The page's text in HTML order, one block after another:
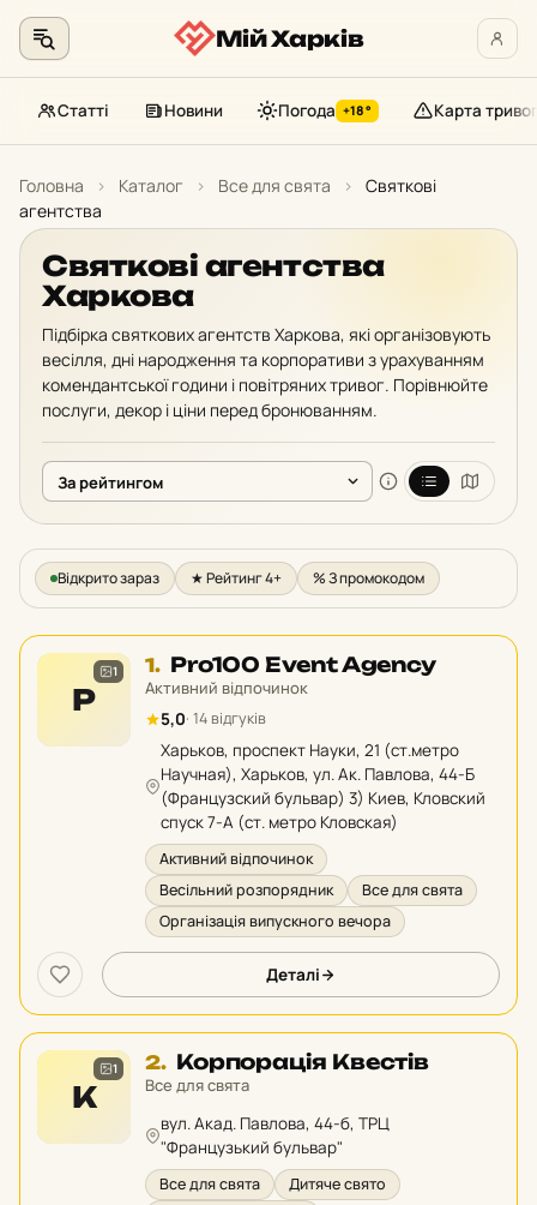
контенту
Мій Харків
Статті Новини Погода +18° Карта тривог
Головна › Каталог › Все для свята ›
Святкові
агентства
Святкові агентства
Харкова
Підбірка святкових агентств Харкова, які організовують
весілля, дні народження та корпоративи з урахуванням
комендантської години і повітряних тривог. Порівнюйте
послуги, декор і ціни перед бронюванням.
Відкрито зараз ★ Рейтинг 4+ % З промокодом
P
1 1. Місце
1
у
рейтингу:
Pro100 Event Agency
Активний відпочинок
5,0· 14 відгуків
Харьков, проспект Науки, 21 (ст.метро
Научная), Харьков, ул. Ак. Павлова, 44-Б
(Французский бульвар) 3) Киев, Кловский
спуск 7-А (ст. метро Кловская)
Активний відпочинок
Весільний розпорядник
Все для свята
Організація випускного вечора
Деталі
К
1 2. Місце
2
рейтингу:
Корпорація Квестів
Все для свята
вул. Акад. Павлова, 44-б, ТРЦ
"Французький бульвар"
Все для свята
Дитяче свято